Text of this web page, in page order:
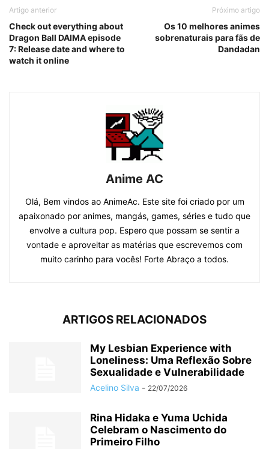
Artigo anterior
Check out everything about
Dragon Ball DAIMA episode
7: Release date and where to
watch it online
Próximo artigo
Os 10 melhores animes
sobrenaturais para fãs de
Dandadan
Anime AC
Olá, Bem vindos ao AnimeAc. Este site foi criado por um
apaixonado por animes, mangás, games, séries e tudo que
envolve a cultura pop. Espero que possam se sentir a
vontade e aproveitar as matérias que escrevemos com
muito carinho para vocês! Forte Abraço a todos.
ARTIGOS RELACIONADOS
My Lesbian Experience with
Loneliness: Uma Reflexão Sobre
Sexualidade e Vulnerabilidade
Acelino Silva - 22/07/2026
Rina Hidaka e Yuma Uchida
Celebram o Nascimento do
Primeiro Filho